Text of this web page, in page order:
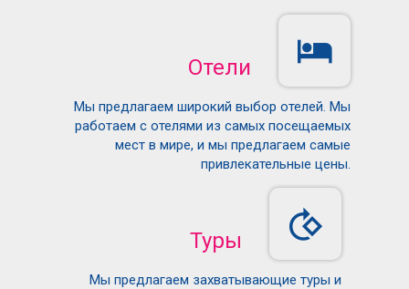
Отели
Мы предлагаем широкий выбор отелей. Мы
работаем с отелями из самых посещаемых
мест в мире, и мы предлагаем самые
привлекательные цены.
Туры
Мы предлагаем захватывающие туры и